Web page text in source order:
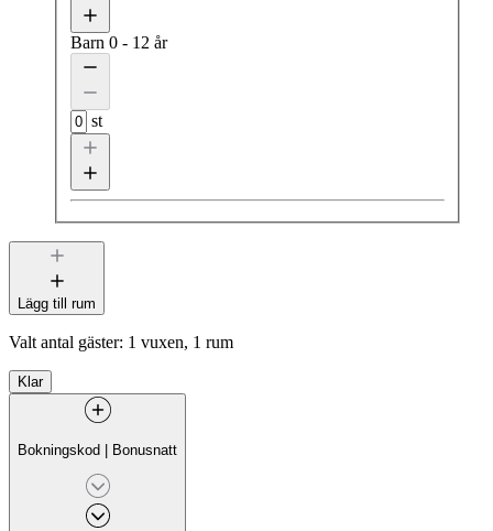
Barn 0 - 12 år
st
Lägg till rum
Valt antal gäster: 1 vuxen, 1 rum
Klar
Bokningskod | Bonusnatt